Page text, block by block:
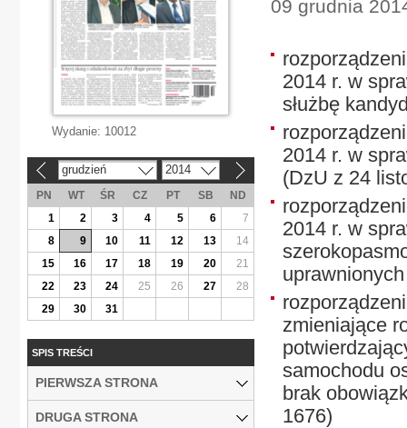
09 grudnia
2014 r. w
służbę
2014 r. w
(DzU z 24
2014 r. w
zmieniające
samochodu
brak
1676)
Wydanie: 10012
grudzień 2014
PN WT ŚR CZ PT SB
ND
1
2 3 4 5 6
7
8
9 10 11 12 13
14
15
16 17 18 19 20
21
22
23 24 25 26 27
28
29
30 31
SPIS TREŚCI
PIERWSZA STRONA
DRUGA STRONA